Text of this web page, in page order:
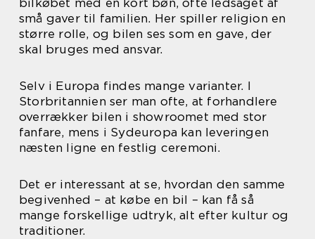
bilkøbet med en kort bøn, ofte ledsaget af
små gaver til familien. Her spiller religion en
større rolle, og bilen ses som en gave, der
skal bruges med ansvar.
Selv i Europa findes mange varianter. I
Storbritannien ser man ofte, at forhandlere
overrækker bilen i showroomet med stor
fanfare, mens i Sydeuropa kan leveringen
næsten ligne en festlig ceremoni.
Det er interessant at se, hvordan den samme
begivenhed – at købe en bil – kan få så
mange forskellige udtryk, alt efter kultur og
traditioner.